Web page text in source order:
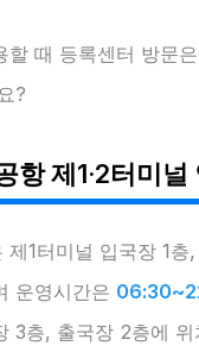
할 때 등록센터 방문
?
항 제1·2터미널
제1터미널 입국장 1층
운영시간은
3층, 출국장 2층에 위